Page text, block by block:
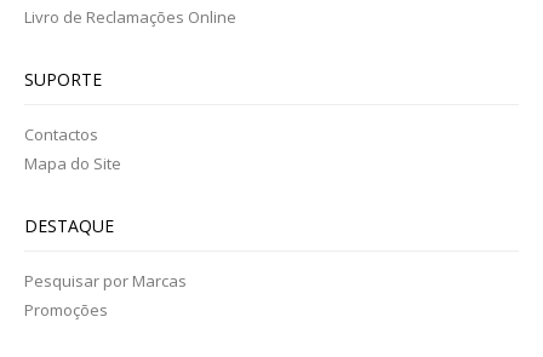
Livro de Reclamações Online
SUPORTE
Contactos
Mapa do Site
DESTAQUE
Pesquisar por Marcas
Promoções